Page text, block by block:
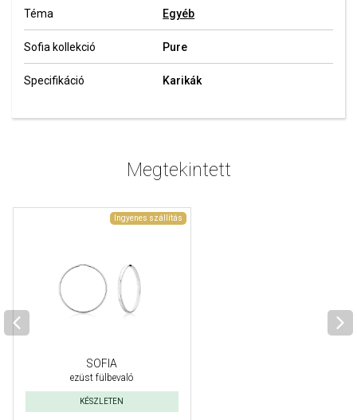
Téma Egyéb
Sofia kollekció Pure
Specifikáció Karikák
Megtekintett
Ingyenes szállítás
SOFIA
ezüst fülbevaló
KÉSZLETEN